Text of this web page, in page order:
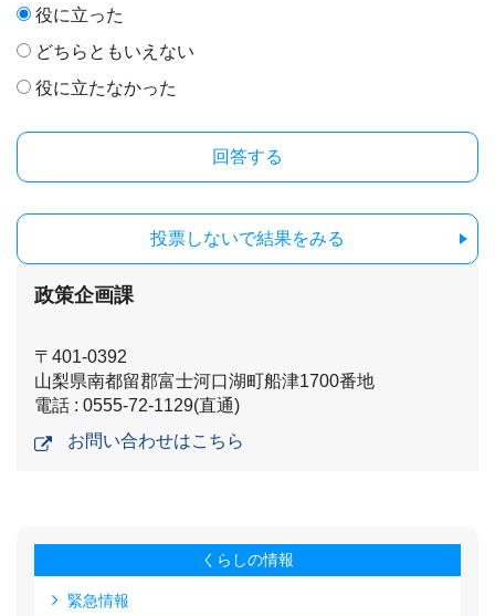
役に立った
どちらともいえない
役に立たなかった
投票しないで結果をみる
政策企画課
〒401-0392
山梨県南都留郡富士河口湖町船津1700番地
電話 : 0555-72-1129(直通)
お問い合わせはこちら
くらしの情報
緊急情報